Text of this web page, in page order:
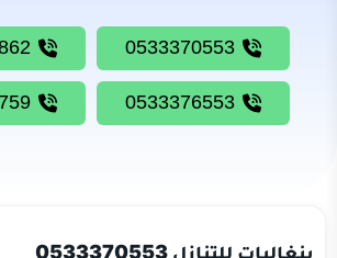
للتنازل
شغالات
للتنازل
بنغاليات للتنازل 0533370553